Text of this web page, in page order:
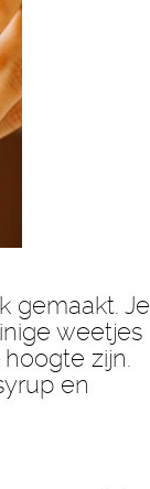
gemaakt. Je
weetjes
zijn.
en